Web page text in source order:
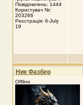
Повідомлень: 1444
Користувач №:
203266
Реєстрація: 6-July
19
Ник Фазбер
Offline